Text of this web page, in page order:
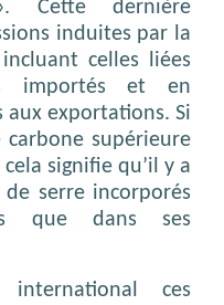
». Cette dernière
induites par la
celles liées
importés et en
aux exportations. Si
supérieure
signifie qu’il y a
serre incorporés
que dans ses
international ces